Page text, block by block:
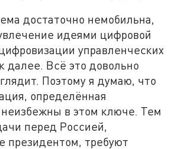
достаточно немобильна,
идеями цифровой
управленческих
далее. Всё это довольно
Поэтому я думаю, что
определённая
в этом ключе. Тем
перед Россией,
президентом, требуют